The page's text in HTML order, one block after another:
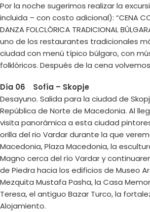
Por la noche sugerimos realizar la
incluida – con costo adicional): “CENA
DANZA FOLCLÓRICA TRADICIONAL
uno de los restaurantes tradicionales
ciudad con menú típico búlgaro, con
folklóricos. Después de la cena
Día 06 Sofía – Skopje
Desayuno. Salida para la ciudad de
República de Norte de Macedonia. Al
visita panorámica a esta ciudad
orilla del rio Vardar durante la que
Macedonia, Plaza Macedonia, la
Magno cerca del río Vardar y
de Piedra hacia los edificios de Museo
Mezquita Mustafa Pasha, la Casa
Teresa, el antiguo Bazar Turco, la
Alojamiento.